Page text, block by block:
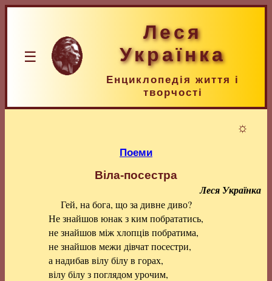
☰
Леся
Українка
Енциклопедія життя і
творчості
☼
Поеми
Віла-посестра
Леся Українка
Гей, на бога, що за дивне диво?
Не знайшов юнак з ким побрататись,
не знайшов між хлопців побратима,
не знайшов межи дівчат посестри,
а надибав вілу білу в горах,
вілу білу з поглядом урочим,